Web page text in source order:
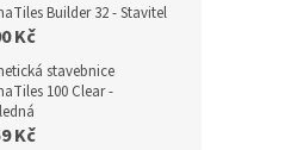
Builder 32 - Stavitel
Kč
stavebnice
100 Clear -
Kč